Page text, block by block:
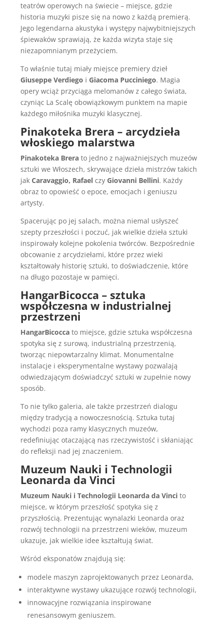
teatrów operowych na świecie – miejsce, gdzie
historia muzyki pisze się na nowo z każdą premierą.
Jego legendarna akustyka i występy najwybitniejszych
śpiewaków sprawiają, że każda wizyta staje się
niezapomnianym przeżyciem.
To właśnie tutaj miały miejsce premiery dzieł
Giuseppe Verdiego i Giacoma Pucciniego. Magia
opery wciąż przyciąga melomanów z całego świata,
czyniąc La Scalę obowiązkowym punktem na mapie
każdego miłośnika muzyki klasycznej.
Pinakoteka Brera – arcydzieła
włoskiego malarstwa
Pinakoteka Brera to jedno z najważniejszych muzeów
sztuki we Włoszech, skrywające dzieła mistrzów takich
jakCaravaggio, Rafael czy Giovanni Bellini. Każdy
obraz to opowieść o epoce, emocjach i geniuszu
artysty.
Spacerując po jej salach, można niemal usłyszeć
szepty przeszłości i poczuć, jak wielkie dzieła sztuki
inspirowały kolejne pokolenia twórców. Bezpośrednie
obcowanie z arcydziełami, które przez wieki
kształtowały historię sztuki, to doświadczenie, które
na długo pozostaje w pamięci.
HangarBicocca – sztuka
współczesna w industrialnej
przestrzeni
HangarBicocca to miejsce, gdzie sztuka współczesna
spotyka się z surową, industrialną przestrzenią,
tworząc niepowtarzalny klimat. Monumentalne
instalacje i eksperymentalne wystawy pozwalają
odwiedzającym doświadczyć sztuki w zupełnie nowy
sposób.
To nie tylko galeria, ale także przestrzeń dialogu
między tradycją a nowoczesnością. Sztuka tutaj
wychodzi poza ramy klasycznych muzeów,
redefiniując otaczającą nas rzeczywistość i skłaniając
do refleksji nad jej znaczeniem.
Muzeum Nauki i Technologii
Leonarda da Vinci
Muzeum Nauki i Technologii Leonarda da Vinci to
miejsce, w którym przeszłość spotyka się z
przyszłością. Prezentując wynalazki Leonarda oraz
rozwój technologii na przestrzeni wieków, muzeum
ukazuje, jak wielkie idee kształtują świat.
Wśród eksponatów znajdują się:
modele maszyn zaprojektowanych przez Leonarda,
interaktywne wystawy ukazujące rozwój technologii,
innowacyjne rozwiązania inspirowane
renesansowym geniuszem.